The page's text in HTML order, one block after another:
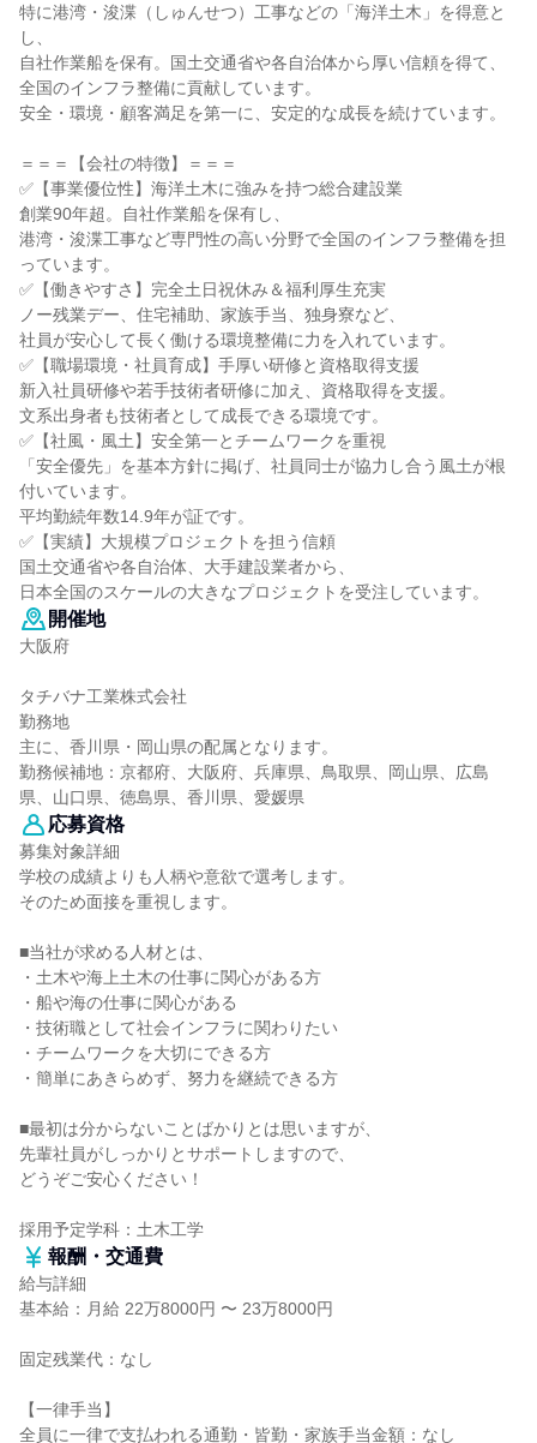
特に港湾・浚渫（しゅんせつ）工事などの「海洋土木」を得意と
し、
自社作業船を保有。国土交通省や各自治体から厚い信頼を得て、
全国のインフラ整備に貢献しています。
安全・環境・顧客満足を第一に、安定的な成長を続けています。
＝＝＝【会社の特徴】＝＝＝
✅【事業優位性】海洋土木に強みを持つ総合建設業
創業90年超。自社作業船を保有し、
港湾・浚渫工事など専門性の高い分野で全国のインフラ整備を担
っています。
✅【働きやすさ】完全土日祝休み＆福利厚生充実
ノー残業デー、住宅補助、家族手当、独身寮など、
社員が安心して長く働ける環境整備に力を入れています。
✅【職場環境・社員育成】手厚い研修と資格取得支援
新入社員研修や若手技術者研修に加え、資格取得を支援。
文系出身者も技術者として成長できる環境です。
✅【社風・風土】安全第一とチームワークを重視
「安全優先」を基本方針に掲げ、社員同士が協力し合う風土が根
付いています。
平均勤続年数14.9年が証です。
✅【実績】大規模プロジェクトを担う信頼
国土交通省や各自治体、大手建設業者から、
日本全国のスケールの大きなプロジェクトを受注しています。
開催地
大阪府
タチバナ工業株式会社
勤務地
主に、香川県・岡山県の配属となります。
勤務候補地：京都府、大阪府、兵庫県、鳥取県、岡山県、広島
県、山口県、徳島県、香川県、愛媛県
応募資格
募集対象詳細
学校の成績よりも人柄や意欲で選考します。
そのため面接を重視します。
■当社が求める人材とは、
・土木や海上土木の仕事に関心がある方
・船や海の仕事に関心がある
・技術職として社会インフラに関わりたい
・チームワークを大切にできる方
・簡単にあきらめず、努力を継続できる方
■最初は分からないことばかりとは思いますが、
先輩社員がしっかりとサポートしますので、
どうぞご安心ください！
採用予定学科：土木工学
報酬・交通費
給与詳細
基本給：月給 22万8000円 〜 23万8000円
固定残業代：なし
【一律手当】
全員に一律で支払われる通勤・皆勤・家族手当金額：なし